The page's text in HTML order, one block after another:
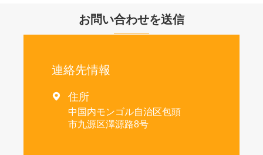
お問い合わせを送信
連絡先情報
 住所
中国内モンゴル自治区包頭
市九源区澤源路8号